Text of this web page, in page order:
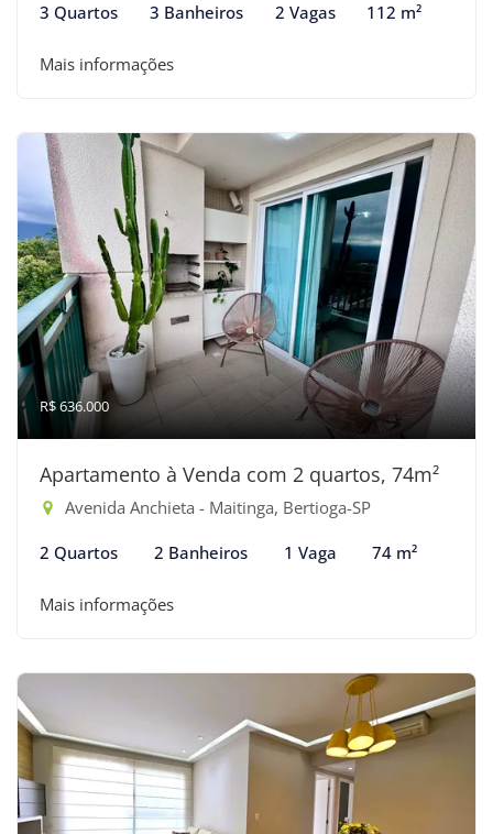
3 Quartos 3 Banheiros 2 Vagas 112 m²
Mais informações
R$ 636.000
Apartamento à Venda com 2 quartos, 74m²
Avenida Anchieta - Maitinga, Bertioga-SP
2 Quartos 2 Banheiros 1 Vaga 74 m²
Mais informações